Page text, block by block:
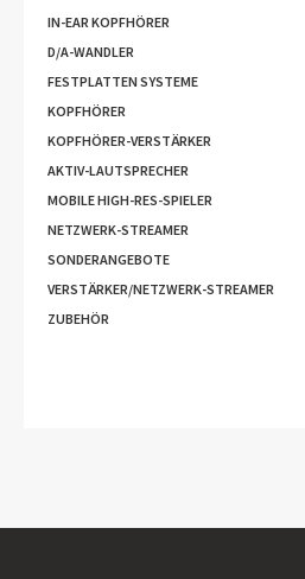
IN-EAR KOPFHÖRER
D/A-WANDLER
FESTPLATTEN SYSTEME
KOPFHÖRER
KOPFHÖRER-VERSTÄRKER
AKTIV-LAUTSPRECHER
MOBILE HIGH-RES-SPIELER
NETZWERK-STREAMER
SONDERANGEBOTE
VERSTÄRKER/NETZWERK-STREAMER
ZUBEHÖR